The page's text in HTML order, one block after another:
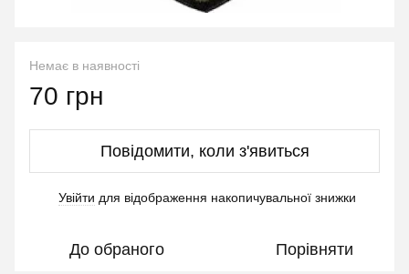
Немає в наявності
70 грн
Повідомити, коли з'явиться
Увійти для відображення накопичувальної знижки
До обраного Порівняти